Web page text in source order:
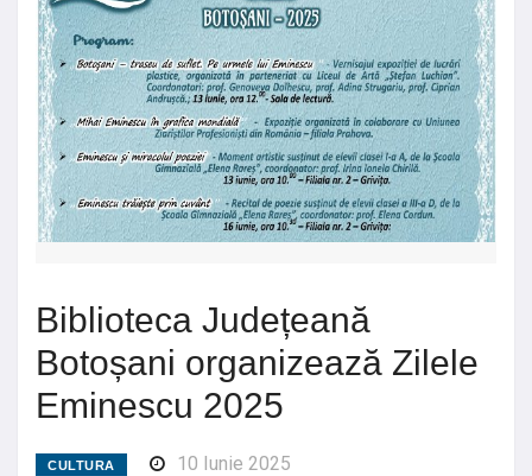
Biblioteca Județeană
Botoșani organizează Zilele
Eminescu 2025
CULTURA 10 Iunie 2025